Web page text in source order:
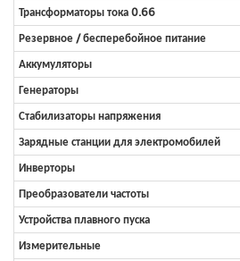
Трансформаторы тока 0.66
Резервное / бесперебойное питание
Аккумуляторы
Генераторы
Стабилизаторы напряжения
Зарядные станции для электромобилей
Инверторы
Преобразователи частоты
Устройства плавного пуска
Измерительные